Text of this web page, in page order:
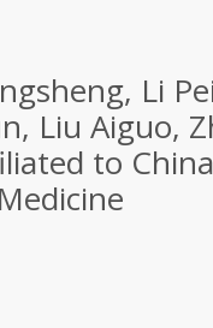
Li
Liu Aiguo,
to